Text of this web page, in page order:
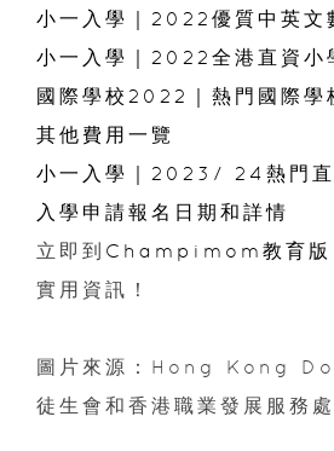
小一入學｜2022優質中英文
小一入學｜2022全港直資小
國際學校2022｜熱門國際學
其他費用一覽
小一入學｜2023/ 24熱門直
入學申請報名日期和詳情
立即到 Champimom教育版
實用資訊！
圖片來源：Hong Kong
徒生會和香港職業發展服務